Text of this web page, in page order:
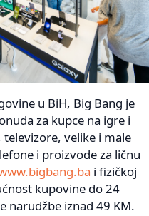
u BiH, Big Bang je
za kupce na igre i
velike i male
i proizvode za ličnu
i fizičkoj
kupovine do 24
narudžbe iznad 49 KM.